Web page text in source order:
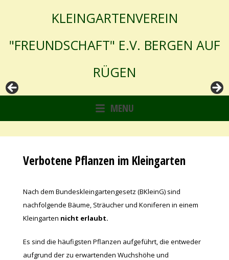
KLEINGARTENVEREIN
"FREUNDSCHAFT" E.V. BERGEN AUF
RÜGEN
MENU
Verbotene Pflanzen im Kleingarten
Nach dem Bundeskleingartengesetz (BKleinG) sind
nachfolgende Bäume, Sträucher und Koniferen in einem
Kleingarten nicht erlaubt.
Es sind die häufigsten Pflanzen aufgeführt, die entweder
aufgrund der zu erwartenden Wuchshöhe und